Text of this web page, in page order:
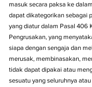
masuk secara paksa ke
dapat dikategorikan sebagai
yang diatur dalam Pasal 406
Pengrusakan, yang
siapa dengan sengaja dan
merusak, membinasakan,
tidak dapat dipakai atau
sesuatu yang seluruhnya